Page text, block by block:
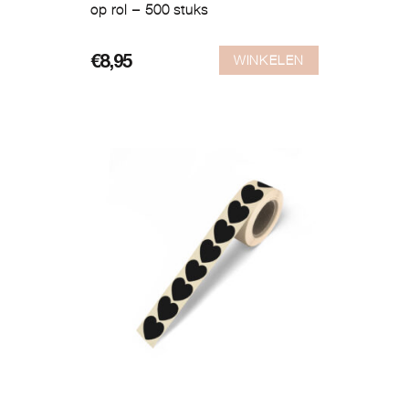
op rol – 500 stuks
€8,95 WINKELEN